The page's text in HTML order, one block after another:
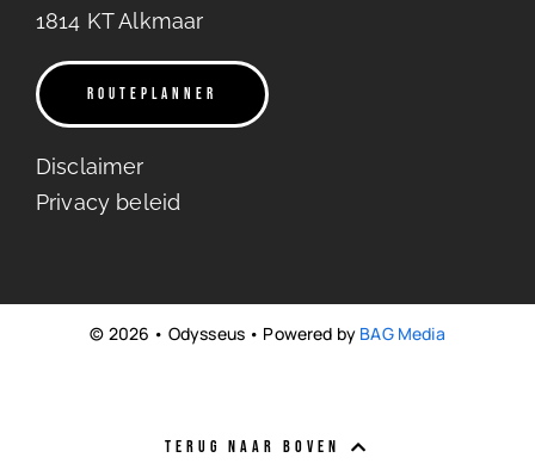
1814 KT Alkmaar
ROUTEPLANNER
Disclaimer
Privacy beleid
© 2026 • Odysseus • Powered by BAG Media
TERUG NAAR BOVEN